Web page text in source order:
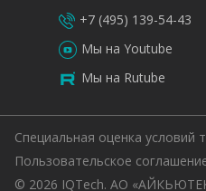
+7 (495) 139-54-43
Мы на Youtube
Мы на Rutube
Специальная оценка условий
Пользовательское
© 2026 IQTech. АО